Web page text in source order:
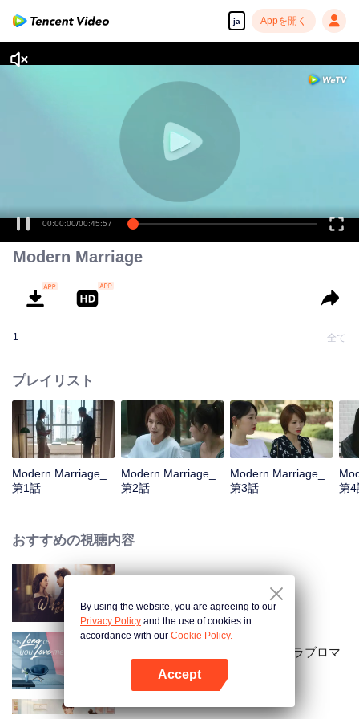
ja Appを開く
00:00:00/00:45:57
Modern Marriage
1 全て
プレイリスト
Modern Marriage_
第1話
Modern Marriage_
第2話
Modern Marriage_
第3話
第4
おすすめの視聴内容
ラブストーリーの始まり～私のラブロマ
By using the website, you are agreeing to our
Privacy Policy and the use of cookies in
accordance with our Cookie Policy.
Accept